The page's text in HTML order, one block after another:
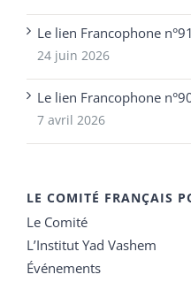
Le lien Francophone
24 juin 2026
Le lien Francophone
7 avril 2026
LE COMITÉ FRANÇAIS
Le Comité
L’Institut Yad Vashem
Événements